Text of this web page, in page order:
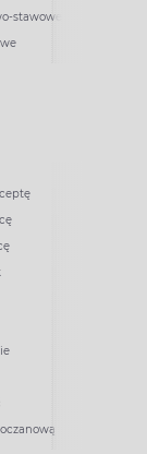
stawowe